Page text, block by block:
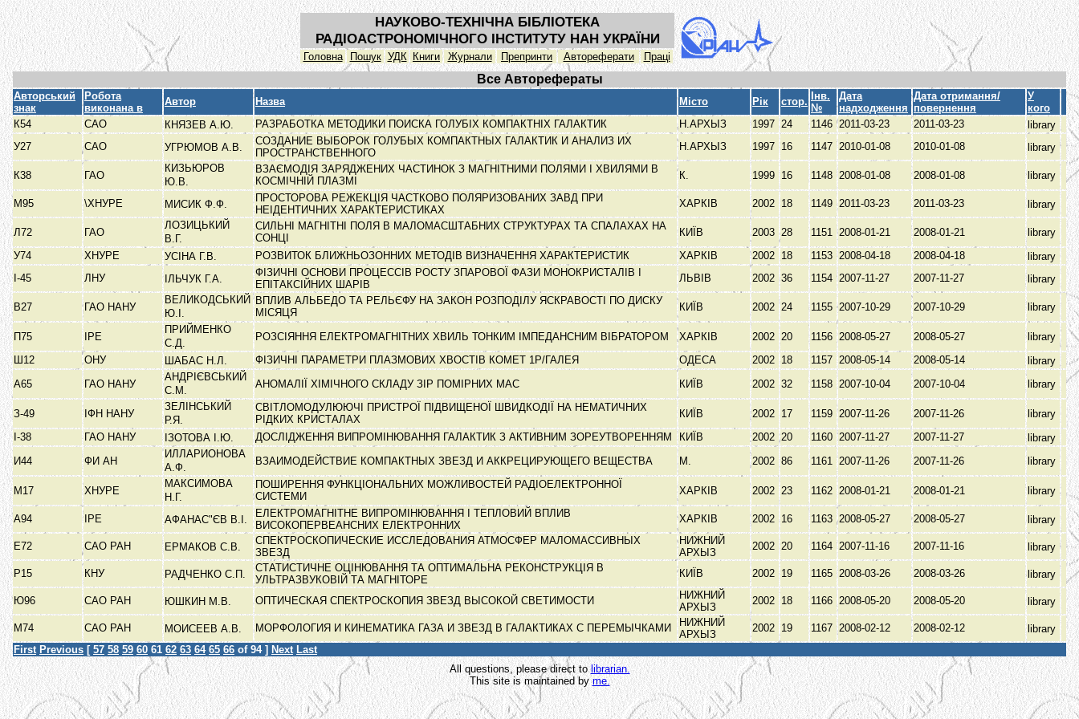
НАУКОВО-ТЕХНІЧНА БІБЛІОТЕКА
РАДІОАСТРОНОМІЧНОГО ІНСТИТУТУ НАН УКРАЇНИ
Головна Пошук УДК Книги Журнали Препринти Автореферати Праці
Все Авторефераты
Авторський
знак
Робота
виконана в
Автор Назва Місто Рік стор.
Інв.
№
Дата
надходження
Дата отримання/
повернення
У
кого
К54
САО КНЯЗЕВ А.Ю. РАЗРАБОТКА МЕТОДИКИ ПОИСКА ГОЛУБІХ КОМПАКТНІХ ГАЛАКТИК Н.АРХЫЗ 1997 24 1146 2011-03-23 2011-03-23
library
У27
САО УГРЮМОВ А.В.
СОЗДАНИЕ ВЫБОРОК ГОЛУБЫХ КОМПАКТНЫХ ГАЛАКТИК И АНАЛИЗ ИХ
ПРОСТРАНСТВЕННОГО
Н.АРХЫЗ 1997 16 1147 2010-01-08 2010-01-08 library
К38 ГАО
КИЗЬЮРОВ
Ю.В.
ВЗАЄМОДІЯ ЗАРЯДЖЕНИХ ЧАСТИНОК З МАГНІТНИМИ ПОЛЯМИ І ХВИЛЯМИ В
КОСМІЧНІЙ ПЛАЗМІ
К. 1999 16 1148 2008-01-08 2008-01-08 library
М95 \ХНУРЕ МИСИК Ф.Ф.
ПРОСТОРОВА РЕЖЕКЦІЯ ЧАСТКОВО ПОЛЯРИЗОВАНИХ ЗАВД ПРИ
НЕІДЕНТИЧНИХ ХАРАКТЕРИСТИКАХ
ХАРКІВ 2002 18 1149 2011-03-23 2011-03-23 library
Л72 ГАО
ЛОЗИЦЬКИЙ
В.Г.
СИЛЬНІ МАГНІТНІ ПОЛЯ В МАЛОМАСШТАБНИХ СТРУКТУРАХ ТА СПАЛАХАХ НА
СОНЦІ
КИЇВ 2003 28 1151 2008-01-21 2008-01-21
library
У74
ХНУРЕ УСІНА Г.В. РОЗВИТОК БЛИЖНЬОЗОННИХ МЕТОДІВ ВИЗНАЧЕННЯ ХАРАКТЕРИСТИК ХАРКІВ 2002 18 1153 2008-04-18 2008-04-18
library
І-45
ЛНУ ІЛЬЧУК Г.А.
ФІЗИЧНІ ОСНОВИ ПРОЦЕССІВ РОСТУ ЗПАРОВОЇ ФАЗИ МОНОКРИСТАЛІВ І
ЕПІТАКСІЙНИХ ШАРІВ
ЛЬВІВ 2002 36 1154 2007-11-27 2007-11-27 library
В27 ГАО НАНУ
ВЕЛИКОДСЬКИЙ
Ю.І.
ВПЛИВ АЛЬБЕДО ТА РЕЛЬЄФУ НА ЗАКОН РОЗПОДІЛУ ЯСКРАВОСТІ ПО ДИСКУ
МІСЯЦЯ
КИЇВ 2002 24 1155 2007-10-29 2007-10-29 library
П75 ІРЕ
ПРИЙМЕНКО
С.Д.
РОЗСІЯННЯ ЕЛЕКТРОМАГНІТНИХ ХВИЛЬ ТОНКИМ ІМПЕДАНСНИМ ВІБРАТОРОМ ХАРКІВ 2002 20 1156 2008-05-27 2008-05-27
library
Ш12
ОНУ ШАБАС Н.Л. ФІЗИЧНІ ПАРАМЕТРИ ПЛАЗМОВИХ ХВОСТІВ КОМЕТ 1Р/ГАЛЕЯ ОДЕСА 2002 18 1157 2008-05-14 2008-05-14
library
А65
ГАО НАНУ
АНДРІЄВСЬКИЙ
С.М.
АНОМАЛІЇ ХІМІЧНОГО СКЛАДУ ЗІР ПОМІРНИХ МАС КИЇВ 2002 32 1158 2007-10-04 2007-10-04 library
З-49 ІФН НАНУ
ЗЕЛІНСЬКИЙ
Р.Я.
СВІТЛОМОДУЛЮЮЧІ ПРИСТРОЇ ПІДВИЩЕНОЇ ШВИДКОДІЇ НА НЕМАТИЧНИХ
РІДКИХ КРИСТАЛАХ
КИЇВ 2002 17 1159 2007-11-26 2007-11-26
library
І-38
ГАО НАНУ ІЗОТОВА І.Ю. ДОСЛІДЖЕННЯ ВИПРОМІНЮВАННЯ ГАЛАКТИК З АКТИВНИМ ЗОРЕУТВОРЕННЯМ КИЇВ 2002 20 1160 2007-11-27 2007-11-27
library
И44
ФИ АН
ИЛЛАРИОНОВА
А.Ф.
ВЗАИМОДЕЙСТВИЕ КОМПАКТНЫХ ЗВЕЗД И АККРЕЦИРУЮЩЕГО ВЕЩЕСТВА М. 2002 86 1161 2007-11-26 2007-11-26 library
М17 ХНУРЕ
МАКСИМОВА
Н.Г.
ПОШИРЕННЯ ФУНКЦІОНАЛЬНИХ МОЖЛИВОСТЕЙ РАДІОЕЛЕКТРОННОЇ
СИСТЕМИ
ХАРКІВ 2002 23 1162 2008-01-21 2008-01-21 library
А94 ІРЕ АФАНАС"ЄВ В.І.
ЕЛЕКТРОМАГНІТНЕ ВИПРОМІНЮВАННЯ І ТЕПЛОВИЙ ВПЛИВ
ВИСОКОПЕРВЕАНСНИХ ЕЛЕКТРОННИХ
ХАРКІВ 2002 16 1163 2008-05-27 2008-05-27 library
Е72 САО РАН ЕРМАКОВ С.В.
СПЕКТРОСКОПИЧЕСКИЕ ИССЛЕДОВАНИЯ АТМОСФЕР МАЛОМАССИВНЫХ
ЗВЕЗД
НИЖНИЙ
АРХЫЗ
2002 20 1164 2007-11-16 2007-11-16 library
Р15 КНУ РАДЧЕНКО С.П.
СТАТИСТИЧНЕ ОЦІНЮВАННЯ ТА ОПТИМАЛЬНА РЕКОНСТРУКЦІЯ В
УЛЬТРАЗВУКОВІЙ ТА МАГНІТОРЕ
КИЇВ 2002 19 1165 2008-03-26 2008-03-26 library
Ю96 САО РАН ЮШКИН М.В. ОПТИЧЕСКАЯ СПЕКТРОСКОПИЯ ЗВЕЗД ВЫСОКОЙ СВЕТИМОСТИ
НИЖНИЙ
АРХЫЗ
2002 18 1166 2008-05-20 2008-05-20 library
М74 САО РАН МОИСЕЕВ А.В. МОРФОЛОГИЯ И КИНЕМАТИКА ГАЗА И ЗВЕЗД В ГАЛАКТИКАХ С ПЕРЕМЫЧКАМИ
НИЖНИЙ
АРХЫЗ
2002 19 1167 2008-02-12 2008-02-12
library
First Previous [ 57 58 59 60 61 62 63 64 65 66 of 94 ] Next Last
All questions, please direct tolibrarian.
This site is maintained byme.